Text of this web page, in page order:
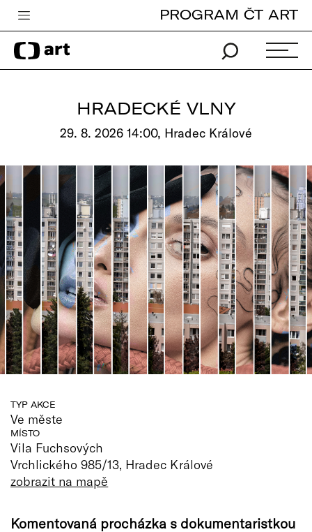
Česká televize
Zpravodajství
Pro děti
edu
Vše o ČT
PROGRAM ČT ART
HRADECKÉ VLNY
29. 8. 2026 14:00, Hradec Králové
TYP AKCE
Ve měste
MÍSTO
Vila Fuchsových
Vrchlického 985/13, Hradec Králové
zobrazit na mapě
Komentovaná procházka s dokumentaristkou